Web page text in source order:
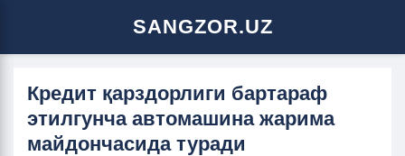
SANGZOR.UZ
Кредит қарздорлиги бартараф
этилгунча автомашина жарима
майдончасида туради